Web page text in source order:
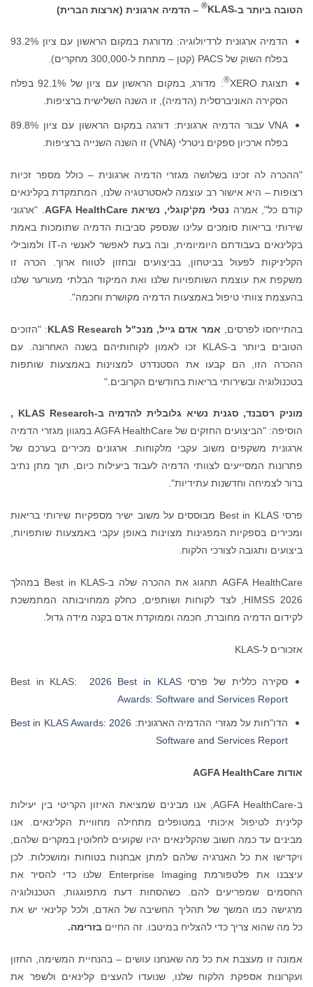
הטובה ביותר ב-KLAS
® – הדמיה ארגונית (ארצות הברית)
הדמיה ארגונית לרדיולוגיה: מדורגת במקום הראשון עם ציון 93.2%
בפלח השוק של PACS (קטן – מתחת ל-300,000 מחקרים).
תצוגת XERO ®
: מדורג, במקום הראשון עם ציון של 92.1% בפלח
הסקירה האוניברסלית (הדמיה), זו השנה השלישית ברציפות.
VNA עבור הדמיה ארגונית: דורגה במקום הראשון עם ציון 89.8%
בפלח ארכיון ספקים ניטרלי (VNA) זו השנה השנייה ברציפות.
"ההכרה לה זכינו בשלושה מגזרי הדמיה ארגונית – כולל מספר זכיות
רצופות – היא אישור רב עוצמה לאסטרטגיה שלנו, המתמקדת בקלינאים
קודם כל", אמרה נטלי מק‘קוגלי, נשיאתAGFA HealthCare . "ארגוני
שירותי בריאות סומכים עלינו שנספק סביבות הדמיה שתומכות באמת
בקלינאים בעבודתם היומיומית, ובה בעת לאפשר לאנשי ה-IT ולמובילי
הקליניקות לפעול בביטחון, בביצועים ובחזון לטווח ארוך. הכרה זו
משקפת את עוצמת השותפויות שלנו ואת המיקוד הבלתי מעורער שלנו
בהעצמת צוותי טיפול באמצעות הדמיה מקושרת וחכמה".
בהתייחסו לפרסים, אמר אדם גייל, מנכ"ל KLAS Research
: "הזוכים
הטובים ביותר ב-KLAS זכו לאמון לקוחותיהם בשנה האחרונה. עם
ההכרה הזו, הם קבעו את הסטנדרט למצוינות באמצעות שותפות
בטכנולוגיה ובשירותי בריאות בחודשים הקרובים."
מוניק רסבנד, סגנית נשיא גלובלית להדמיה ב-KLAS Research
,
הוסיפה:
"הביצועים החזקים של AGFA HealthCare במגוון מגזרי הדמיה
ארגונית משקפים משוב עקבי מלקוחות. ארגונים מכירים בערכם של
פתרונות המסייעים לצוותי הדמיה לעבוד ביעילות כיום, תוך מתן נתיב
ברור לצמיחה וחדשנות עתידיות".
פרסי Best in KLAS מבוססים על משוב ישיר מספקיות שירותי בריאות
ומכירים בספקיות המפגינות מצוינות באופן עקבי באמצעות שותפויות,
ביצועים ותגובה לצורכי הלקוח.
AGFA HealthCare תחגוג את ההכרה שלה ב-Best in KLAS במהלך
HIMSS 2026, לצד לקוחות ושותפים, כחלק ממחויבותה המתמשכת
לקידום הדמיה מחוברת, חכמה וממוקדת אדם בקנה מידה גדול.
אזכורים ל-KLAS
סקירה כללית של פרסי Best in KLAS:2026 Best in KLAS
Awards: Software and Services Report
הדו"חות על מגזרי ההדמיה הארגונית:
2026 Best in KLAS Awards:
Software and Services Report
אודות AGFA HealthCare
ב-AGFA HealthCare, אנו מבינים שמציאת האיזון הקריטי בין יעילות
קלינית לטיפול איכותי במטופלים מתחילה מחוויית הקלינאים. אנו
מבינים עד כמה חשוב שהקלינאים יהיו שקועים לחלוטין במקרים שלהם,
ויקדישו את כל האנרגיה שלהם למתן אבחנות בטוחות ומושכלות. לכן
עיצבנו את פלטפורמת Enterprise Imaging שלנו כדי להסיר את
החסמים שמפריעים להם. כשהסחות דעת מתפוגגות, הטכנולוגיה
מרגישה כמו המשך של תהליך החשיבה של האדם, ולכל קלינאי יש את
כל מה שהוא צריך כדי להצליח במיטבו. זה החיים בזרימה.
אמונה זו מעצבת את כל מה שאנחנו עושים – בהנחיית המשימה, החזון
ועקרונות אספקת הלקוח שלנו, שנועדו להעצים קלינאים ולשפר את